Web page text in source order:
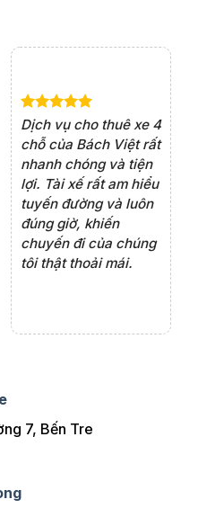
Lần đầu thuê xe 16
chỗ tại Bách Việt, tôi
rất hài lòng với chất
lượng xe và sự
chuyên nghiệp của
tài xế. Dịch vụ tận
tâm, chu đáo, sẽ tiếp
tục sử dụng trong
7, Bến Tre